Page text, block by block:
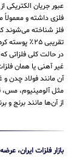
عبور جریان الکتریکی
فلز شناخته می‌شوند
تقریبی ۲۵٪ پوسته کره زمین را فلزات تشکیل می‌دهند
در حالت کلی فلزاتی
غیر آهنی یا همان
آن مانند فولاد چدن
مثل آلومینیوم، مس،
از آن‌ها مانند برنج و
بازار فلزات ایران،